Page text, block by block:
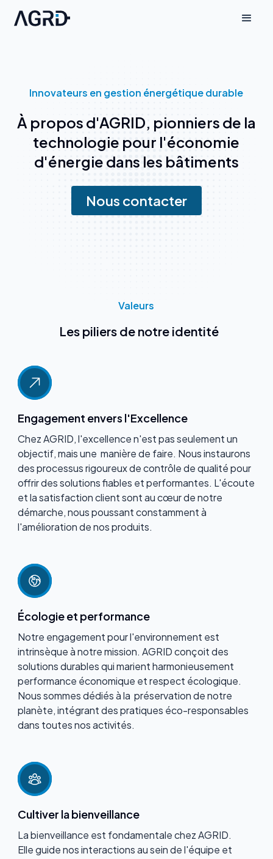
Innovateurs en gestion énergétique durable
À propos d'AGRID, pionniers de la
technologie pour l'économie
d'énergie dans les bâtiments
Nous contacter
Valeurs
Les piliers de notre identité
Engagement envers l'Excellence
Chez AGRID, l'excellence n'est pas seulement un
objectif, mais une manière de faire. Nous instaurons
des processus rigoureux de contrôle de qualité pour
offrir des solutions fiables et performantes. L'écoute
et la satisfaction client sont au cœur de notre
démarche, nous poussant constamment à
l'amélioration de nos produits.
Écologie et performance
Notre engagement pour l'environnement est
intrinsèque à notre mission. AGRID conçoit des
solutions durables qui marient harmonieusement
performance économique et respect écologique.
Nous sommes dédiés à la préservation de notre
planète, intégrant des pratiques éco-responsables
dans toutes nos activités.
Cultiver la bienveillance
La bienveillance est fondamentale chez AGRID.
Elle guide nos interactions au sein de l'équipe et